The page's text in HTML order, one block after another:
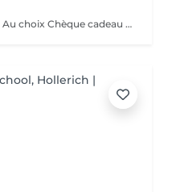
Massage visage drainant/relaxant. Au choix Chèque cadeau disponible (Montant de votre choix, celui-ci est à indiquer lors de votre demande)